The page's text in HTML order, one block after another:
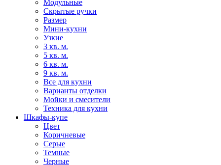
Модульные
Скрытые ручки
Размер
Мини-кухни
Узкие
3 кв. м.
5 кв. м.
6 кв. м.
9 кв. м.
Все для кухни
Варианты отделки
Мойки и смесители
Техника для кухни
Шкафы-купе
Цвет
Коричневые
Серые
Темные
Черные